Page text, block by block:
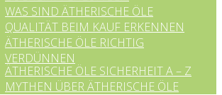
WAS SIND ÄTHERISCHE ÖLE
QUALITÄT BEIM KAUF ERKENNEN
ÄTHERISCHE ÖLE RICHTIG
VERDÜNNEN
ÄTHERISCHE ÖLE SICHERHEIT A – Z
MYTHEN ÜBER ÄTHERISCHE ÖLE